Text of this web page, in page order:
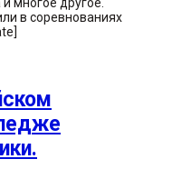
многое другое.
в соревнованиях